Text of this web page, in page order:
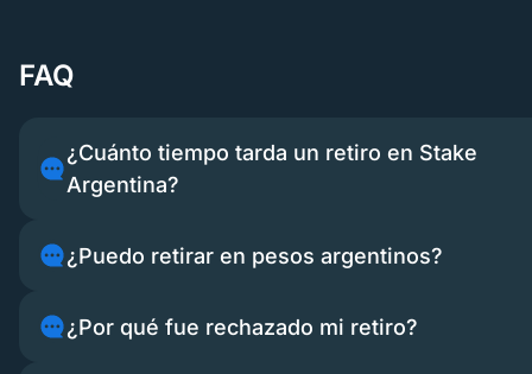
FAQ
¿Cuánto tiempo tarda un retiro en Stake
Argentina?
¿Puedo retirar en pesos argentinos?
¿Por qué fue rechazado mi retiro?